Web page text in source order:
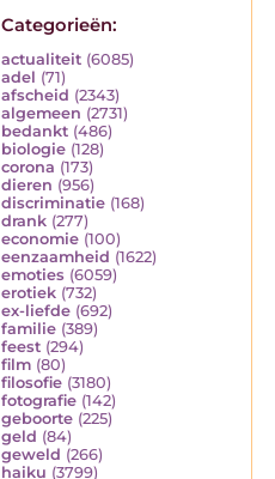
Categorieën:
actualiteit (6085)
adel (71)
afscheid (2343)
algemeen (2731)
bedankt (486)
biologie (128)
corona (173)
dieren (956)
discriminatie (168)
drank (277)
economie (100)
eenzaamheid (1622)
emoties (6059)
erotiek (732)
ex-liefde (692)
familie (389)
feest (294)
film (80)
filosofie (3180)
fotografie (142)
geboorte (225)
geld (84)
geweld (266)
haiku (3799)